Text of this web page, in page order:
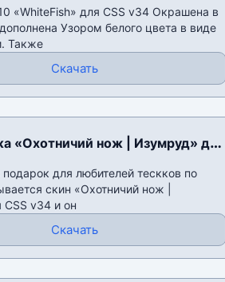
«WhiteFish» для CSS v34 Окрашена в
Узором белого цвета в виде
Также
Скачать
«Охотничий нож | Изумруд» для
для любителей тескков по
скин «Охотничий нож |
v34 и он
Скачать